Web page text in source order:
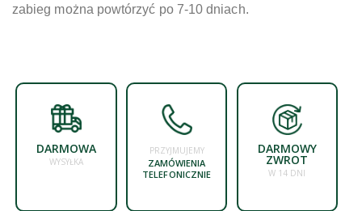
zabieg można powtórzyć po 7-10 dniach.
DARMOWA
WYSYŁKA
PRZYJMUJEMY
ZAMÓWIENIA
TELEFONICZNIE
DARMOWY
ZWROT
W 14 DNI